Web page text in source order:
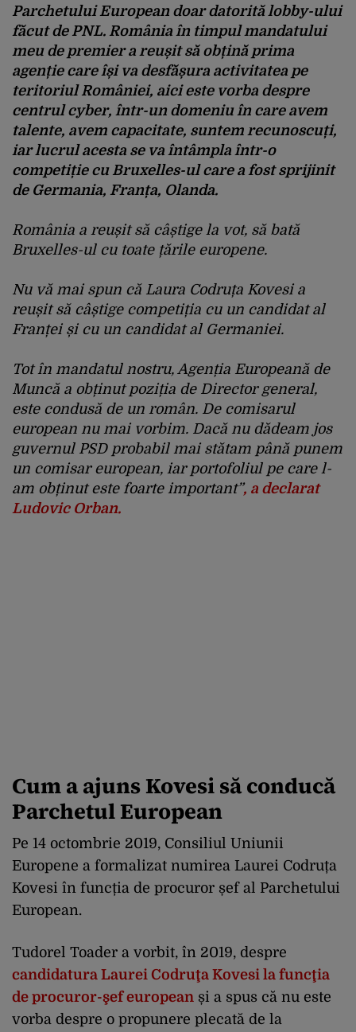
Parchetului European doar datorită lobby-ului
făcut de PNL. România în timpul mandatului
meu de premier a reușit să obțină prima
agenție care își va desfășura activitatea pe
teritoriul României, aici este vorba despre
centrul cyber, într-un domeniu în care avem
talente, avem capacitate, suntem recunoscuți,
iar lucrul acesta se va întâmpla într-o
competiție cu Bruxelles-ul care a fost sprijinit
de Germania, Franța, Olanda.
România a reușit să câștige la vot, să bată
Bruxelles-ul cu toate țările europene.
Nu vă mai spun că Laura Codruța Kovesi a
reușit să câștige competiția cu un candidat al
Franței și cu un candidat al Germaniei.
Tot în mandatul nostru, Agenția Europeană de
Muncă a obținut poziția de Director general,
este condusă de un român. De comisarul
european nu mai vorbim. Dacă nu dădeam jos
guvernul PSD probabil mai stătam până punem
un comisar european, iar portofoliul pe care l-
am obținut este foarte important”, a declarat
Ludovic Orban.
Cum a ajuns Kovesi să conducă
Parchetul European
Pe 14 octombrie 2019, Consiliul Uniunii
Europene a formalizat numirea Laurei Codruța
Kovesi în funcția de procuror șef al Parchetului
European.
Tudorel Toader a vorbit, în 2019, despre
candidatura Laurei Codruţa Kovesi la funcţia
de procuror-şef european și a spus că nu este
vorba despre o propunere plecată de la